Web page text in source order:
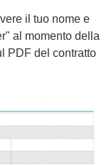
il tuo nome e
al momento della
PDF del contratto